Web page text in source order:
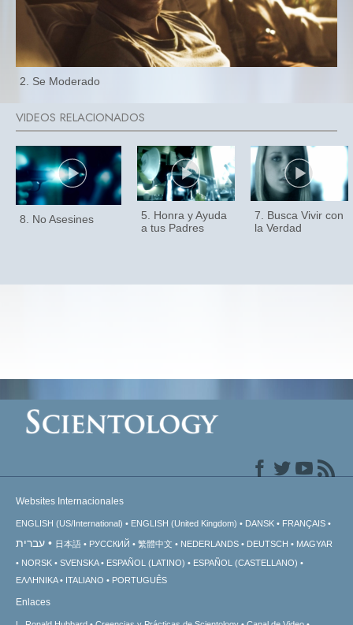
2. Se Moderado
8. No Asesines
5. Honra y Ayuda
a tus Padres
7. Busca Vivir con
la Verdad
Websites Internacionales
ENGLISH (US/International) ENGLISH (United Kingdom) DANSK FRANÇAIS
עברית 日本語 РУССКИЙ 繁體中文 NEDERLANDS DEUTSCH
MAGYAR
NORSK
SVENSKA ESPAÑOL (LATINO)
ESPAÑOL (CASTELLANO)
ΕΛΛΗΝΙΚA
ITALIANO PORTUGUÊS
Enlaces